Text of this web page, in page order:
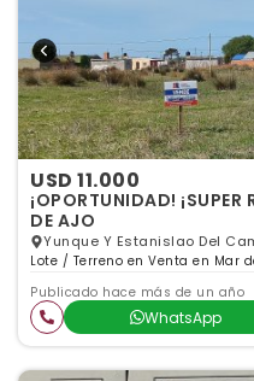
USD 11.000
¡OPORTUNIDAD!
DE AJO
Yunque Y Estanislao Del
Lote / Terreno en Venta en Mar
Publicado hace más de un año
WhatsApp